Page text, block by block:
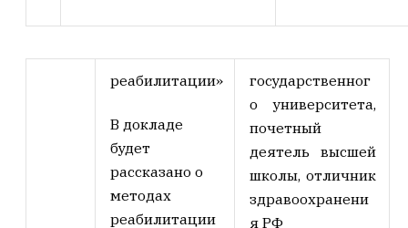
реабилитации»
В докладе
будет
рассказано о
методах
реабилитации
государственног
о университета,
почетный
деятель высшей
школы, отличник
здравоохранени
я РФ